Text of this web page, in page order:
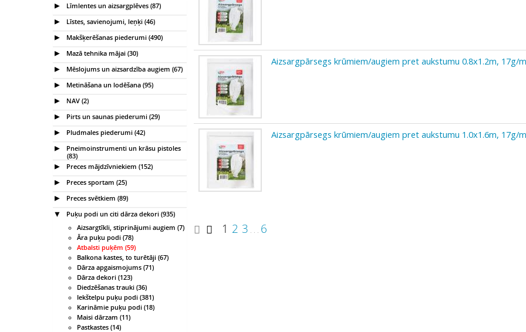
Līmlentes un aizsargplēves (87)
Līstes, savienojumi, leņķi (46)
Makšķerēšanas piederumi (490)
Mazā tehnika mājai (30)
Mēslojums un aizsardzība augiem (67)
Metināšana un lodēšana (95)
NAV (2)
Pirts un saunas piederumi (29)
Pludmales piederumi (42)
Pneimoinstrumenti un krāsu pistoles
(83)
Preces mājdzīvniekiem (152)
Preces sportam (25)
Preces svētkiem (89)
Puķu podi un citi dārza dekori (935)
Aizsargtīkli, stiprinājumi augiem (7)
Āra puķu podi (78)
Atbalsti puķēm (59)
Balkona kastes, to turētāji (67)
Dārza apgaismojums (71)
Dārza dekori (123)
Diedzēšanas trauki (36)
Iekštelpu puķu podi (381)
Karināmie puķu podi (18)
Maisi dārzam (11)
Pastkastes (14)
Aizsargpārsegs krūmiem/augiem pret aukstumu 0.8x1.2m, 17g/
Aizsargpārsegs krūmiem/augiem pret aukstumu 1.0x1.6m, 17g/
1 2 3 . . . 6